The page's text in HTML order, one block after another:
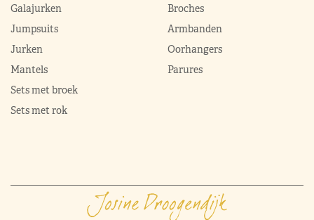
Galajurken
Jumpsuits
Jurken
Mantels
Sets met broek
Sets met rok
Broches
Armbanden
Oorhangers
Parures